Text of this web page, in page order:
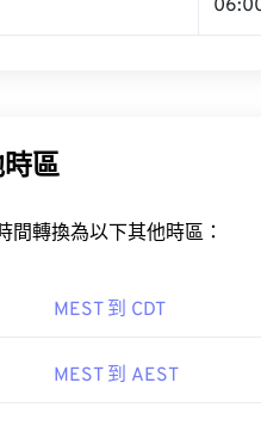
區
間轉換為以下其他時區：
MEST 到 CDT
MEST 到 AEST